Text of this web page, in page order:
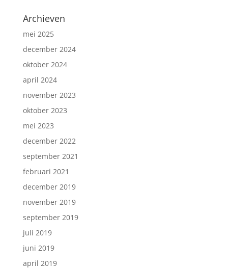
Archieven
mei 2025
december 2024
oktober 2024
april 2024
november 2023
oktober 2023
mei 2023
december 2022
september 2021
februari 2021
december 2019
november 2019
september 2019
juli 2019
juni 2019
april 2019